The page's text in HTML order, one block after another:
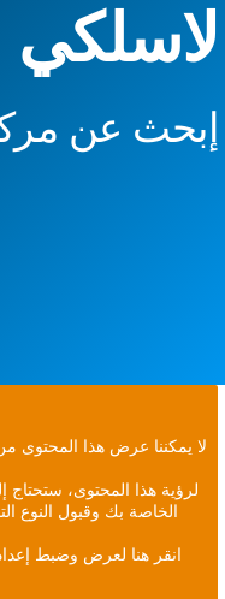
لاسلكي
إبحث عن
لا يمكننا عرض هذا المحتوى
لرؤية هذا المحتوى، ستحتاج
الخاصة بك وقبول النوع
انقر هنا لعرض وضبط